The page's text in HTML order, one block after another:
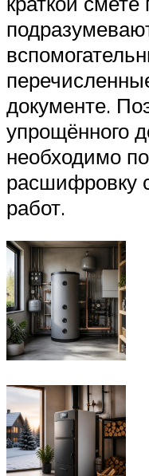
документе.
упрощённого
необходимо
расшифровку
работ.